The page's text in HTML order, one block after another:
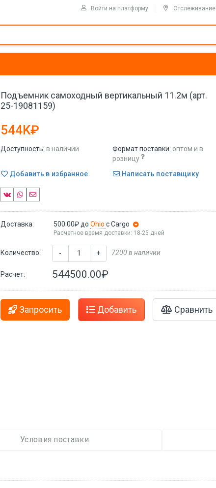
Войти на платформу Отслеживание
Подъемник самоходный вертикальный 11.2м (арт.
25-19081159)
544K₽
Доступность: в наличии Формат поставки: оптом и в
розницу
Добавить в избранное
Написать поставщику
Доставка: 500.00₽ доOhioс Cargo
Расчетное время доставки: 18-25 дней
Количество: - + 7200 в наличии
Расчет: 544500.00₽
Запросить Добавить Сравнить
Условия поставки